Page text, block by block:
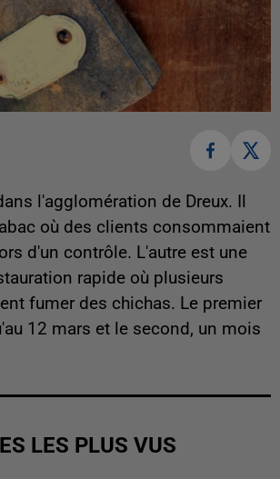
l'agglomération de Dreux. Il
où des clients consommaient
d'un contrôle. L'autre est une
rapide où plusieurs
fumer des chichas. Le premier
12 mars et le second, un mois
LES PLUS VUS